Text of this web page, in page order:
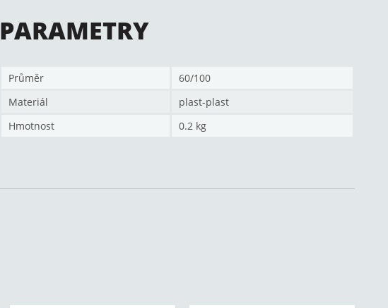
PARAMETRY
Průměr
60/100
Materiál
plast-plast
Hmotnost
0.2 kg